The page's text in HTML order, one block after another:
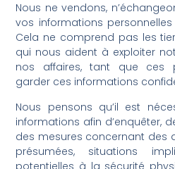
Nous ne vendons,
vos informations
Cela ne comprend pas les
qui nous aident à exploiter
nos affaires, tant que ces
garder ces informations
Nous pensons qu’il est
informations afin d’enquêter,
des mesures concernant des
présumées, situations
potentielles à la sécurité